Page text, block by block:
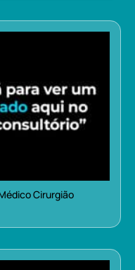
Cirurgião